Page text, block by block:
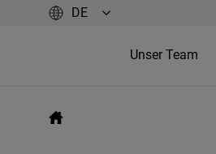
Unser Team